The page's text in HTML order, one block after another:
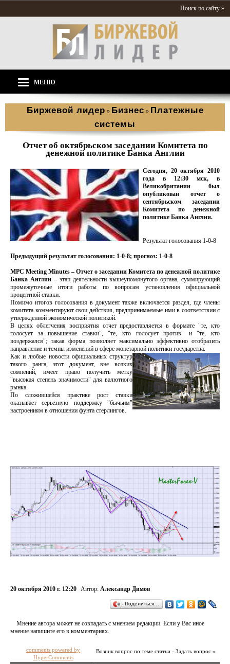
Поиск по сайту »
МЕНЮ
Биржевой лидер » Бизнес » Платежные
системы
Отчет об октябрьском заседании Комитета по
денежной политике Банка Англии
Сегодня, 20 октября 2010
года в 12:30 мск, в
Великобритании был
опубликован отчет о
сентябрьском заседании
Комитета по денежной
политике Банка Англии.
Результат голосования 1-0-8
Предыдущий результат голосования: 1-0-8; прогноз: 1-0-8
MPC Meeting Minutes – Отчет о заседании Комитета по денежной политике
Банка Англии – этап деятельности вышеупомянутого органа, суммирующий
промежуточные итоги работы по вопросам установления официальной
процентной ставки.
Помимо итогов голосования в документ также включается раздел, где члены
комитета комментируют свои действия, предпринимаемые ими в соответствии с
утвержденной экономической политикой.
В целях облегчения восприятия отчет предоставляется в формате "те, кто
голосует за повышение ставки", "те, кто голосует против" и "те, кто
воздержался"; такая форма позволяет максимально эффективно отобразить
направление и темпы изменений в сфере монетарной политики государства.
Как и любые новости официальных структур
такого ранга, этот документ, вне всяких
сомнений, имеет право получить метку
"высокая степень значимости" для валютного
рынка.
По сложившейся практике рост ставки
оказывает серьезную поддержку "бычьим"
настроениям в отношении фунта стерлингов.
20 октября 2010 г. 12:20 Автор: Александр Димов
Поделиться…
Мнение автора может не совпадать с мнением редакции. Если у Вас иное
мнение напишите его в комментариях.
Возник вопрос по теме статьи - Задать вопрос »
comments powered by
HyperComments